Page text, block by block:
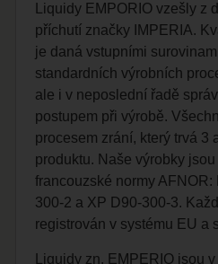
Liquidy EMPORIO vzešly z
příchutí značky IMPERIA.
je daná vstupními
standardních výrobních
ale i v neposlední řadě
postupem při výrobě.
procesem zrání, který trvá 3
produktu. Naše výrobky
francouzské normy
300-2 a XP D90-300-3.
registrován v systému EU a
Liquidy zn. EMPERIO jsou